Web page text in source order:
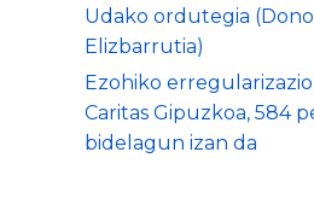
Udako ordutegia
Elizbarrutia)
Ezohiko
Caritas Gipuzkoa, 584
bidelagun izan da